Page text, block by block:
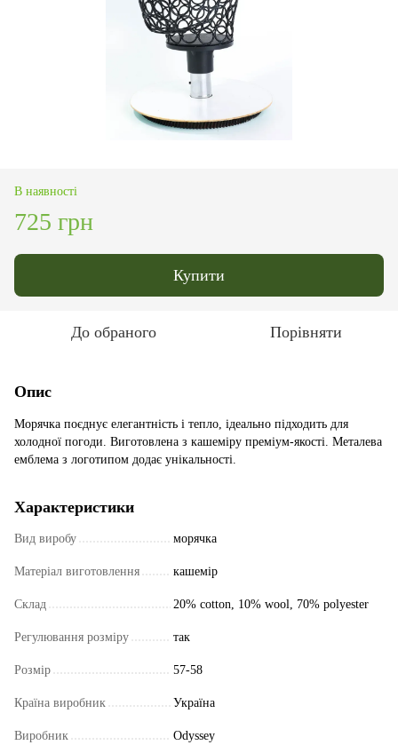
В наявності
725 грн
Купити
До обраного Порівняти
Опис
Морячка поєднує елегантність і тепло, ідеально підходить для
холодної погоди. Виготовлена з кашеміру преміум-якості. Металева
емблема з логотипом додає унікальності.
Характеристики
Вид виробу морячка
Матеріал виготовлення кашемір
Склад 20% cotton, 10% wool, 70% polyester
Регулювання розміру так
Розмір 57-58
Країна виробник Україна
Виробник Odyssey